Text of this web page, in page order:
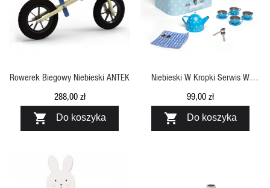
Rowerek Biegowy Niebieski ANTEK
288,00 zł
 Do koszyka
Niebieski W Kropki Serwis W
Walizce Bigjigs
99,00 zł
 Do koszyka